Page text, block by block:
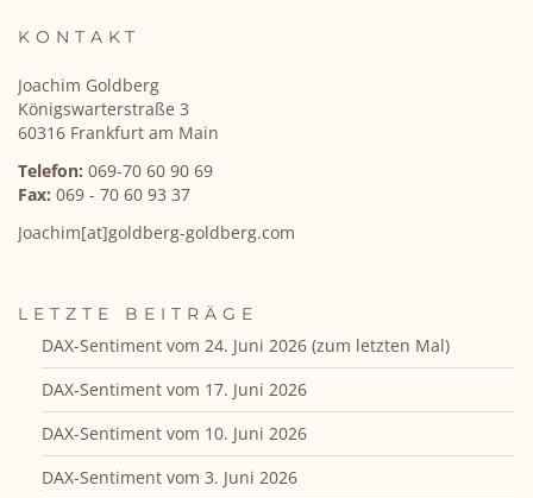
KONTAKT
Joachim Goldberg
Königswarterstraße 3
60316 Frankfurt am Main
Telefon: 069-70 60 90 69
Fax: 069 - 70 60 93 37
Joachim[at]goldberg-goldberg.com
LETZTE BEITRÄGE
DAX-Sentiment vom 24. Juni 2026 (zum letzten Mal)
DAX-Sentiment vom 17. Juni 2026
DAX-Sentiment vom 10. Juni 2026
DAX-Sentiment vom 3. Juni 2026